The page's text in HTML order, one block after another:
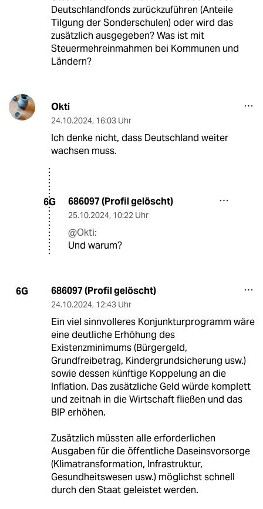
Deutschlandfonds zurückzuführen (Anteile
Tilgung der Sonderschulen) oder wird das
zusätzlich ausgegeben? Was ist mit
Steuermehreinmahmen bei Kommunen und
Ländern?
Okti
24.10.2024, 16:03 Uhr
Ich denke nicht, dass Deutschland weiter
wachsen muss.
6G 686097 (Profil gelöscht)
25.10.2024, 10:22 Uhr
@Okti:
Und warum?
6G 686097 (Profil gelöscht)
24.10.2024, 12:43 Uhr
Ein viel sinnvolleres Konjunkturprogramm wäre
eine deutliche Erhöhung des
Existenzminimums (Bürgergeld,
Grundfreibetrag, Kindergrundsicherung usw.)
sowie dessen künftige Koppelung an die
Inflation. Das zusätzliche Geld würde komplett
und zeitnah in die Wirtschaft fließen und das
BIP erhöhen.
Zusätzlich müssten alle erforderlichen
Ausgaben für die öffentliche Daseinsvorsorge
(Klimatransformation, Infrastruktur,
Gesundheitswesen usw.) möglichst schnell
durch den Staat geleistet werden.